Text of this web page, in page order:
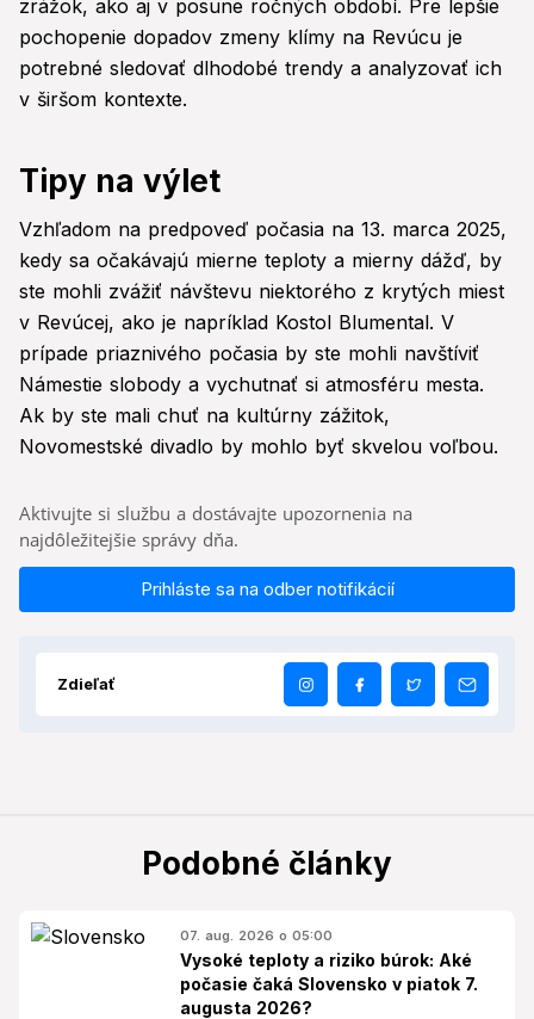
zrážok, ako aj v posune ročných období. Pre lepšie
pochopenie dopadov zmeny klímy na Revúcu je
potrebné sledovať dlhodobé trendy a analyzovať ich
v širšom kontexte.
Tipy na výlet
Vzhľadom na predpoveď počasia na 13. marca 2025,
kedy sa očakávajú mierne teploty a mierny dážď, by
ste mohli zvážiť návštevu niektorého z krytých miest
v Revúcej, ako je napríklad Kostol Blumental. V
prípade priaznivého počasia by ste mohli navštíviť
Námestie slobody a vychutnať si atmosféru mesta.
Ak by ste mali chuť na kultúrny zážitok,
Novomestské divadlo by mohlo byť skvelou voľbou.
Aktivujte si službu a dostávajte upozornenia na
najdôležitejšie správy dňa.
Prihláste sa na odber notifikácií
Zdieľať
Podobné články
07. aug. 2026 o 05:00
Vysoké teploty a riziko búrok: Aké
počasie čaká Slovensko v piatok 7.
augusta 2026?